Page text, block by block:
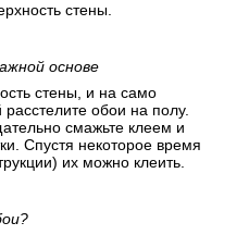
стены.
основе
стены, и на само
обои на полу.
смажьте клеем и
Спустя некоторое время
их можно клеить.